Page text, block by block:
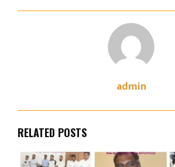
admin
RELATED POSTS